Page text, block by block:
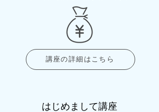
はじめまして講座
講座の詳細はこちら